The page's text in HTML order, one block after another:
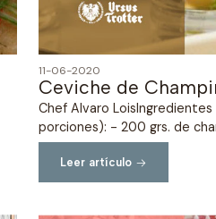
11-06-2020
Ceviche de
Chef Alvaro
porciones): - 200 grs. de
Leer artículo